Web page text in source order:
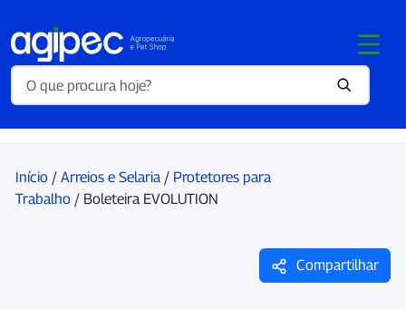
Início / Arreios e Selaria / Protetores para
Trabalho / Boleteira EVOLUTION
Compartilhar